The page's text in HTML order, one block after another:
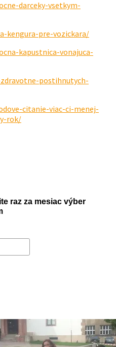
darceky-vsetkym-
kengura-pre-vozickara/
kapustnica-vonajuca-
postihnutych-
citanie-viac-ci-menej-
rok/
raz za mesiac výber